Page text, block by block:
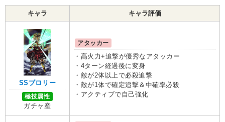
キャラ キャラ評価
SSブロリー
極技属性
ガチャ産
アタッカー
・高火力+追撃が優秀なアタッカー
・4ターン経過後に変身
・敵が2体以上で必殺追撃
・敵が1体で確定追撃＆中確率必殺
・アクティブで自己強化